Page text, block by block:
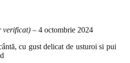
verificat) – 4 octombrie 2024
cu gust delicat de usturoi si pui